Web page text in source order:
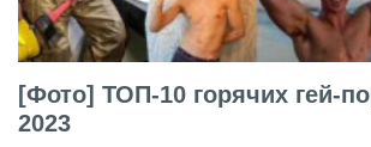
[Фото] ТОП-10 горячих гей-
2023